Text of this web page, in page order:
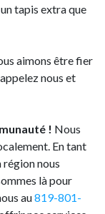
tapis extra que
aimons être fier
nous et
! Nous
En tant
région nous
là pour
au819-801-